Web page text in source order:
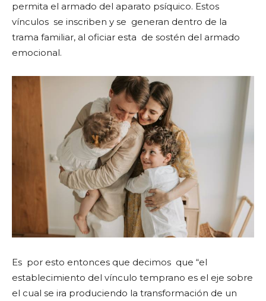
permita el armado del aparato psíquico. Estos
vínculos se inscriben y se generan dentro de la
trama familiar, al oficiar esta de sostén del armado
emocional.
Es por esto entonces que decimos que “el
establecimiento del vínculo temprano es el eje sobre
el cual se ira produciendo la transformación de un